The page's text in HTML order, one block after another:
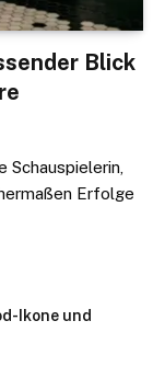
Blick
Schauspielerin,
Erfolge
Ikone und